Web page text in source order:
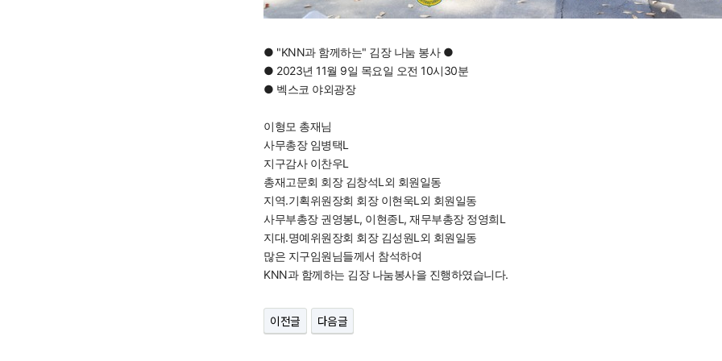
● "KNN과 함께하는" 김장 나눔 봉사 ●
● 2023년 11월 9일 목요일 오전 10시30분
● 벡스코 야외광장
이형모 총재님
사무총장 임병택L
지구감사 이찬우L
총재고문회 회장 김창석L외 회원일동
지역.기획위원장회 회장 이현욱L외 회원일동
사무부총장 권영봉L, 이현종L, 재무부총장 정영희L
지대.명예위원장회 회장 김성원L외 회원일동
많은 지구임원님들께서 참석하여
KNN과 함께하는 김장 나눔봉사을 진행하였습니다.
이전글 다음글